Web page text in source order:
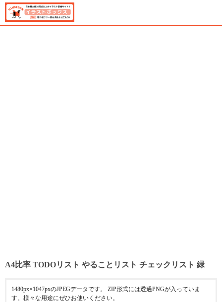
A4比率 TODOリスト やることリスト チェックリスト 緑
1480px×1047pxのJPEGデータです。 ZIP形式には透過PNGが入っていま
す。様々な用途にぜひお使いください。